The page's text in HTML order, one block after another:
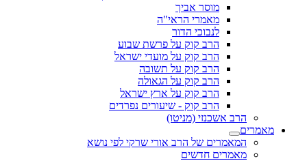
מוסר אביך
מאמרי הראי"ה
לנבוכי הדור
הרב קוק על פרשת שבוע
הרב קוק על מועדי ישראל
הרב קוק על תשובה
הרב קוק על הגאולה
הרב קוק על ארץ ישראל
הרב קוק - שיעורים נפרדים
הרב אשכנזי (מניטו)
מאמרים
המאמרים של הרב אורי שרקי לפי נושא
מאמרים חדשים